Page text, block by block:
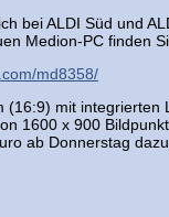
bei ALDI Süd und
Medion-PC finden
md8358/
(16:9) mit integrierten
1600 x 900
ab Donnerstag